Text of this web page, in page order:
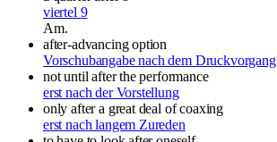
viertel 9
Am.
after-advancing option
Vorschubangabe nach dem Druckvorgang
not until after the performance
erst nach der Vorstellung
only after a great deal of coaxing
erst nach langem Zureden